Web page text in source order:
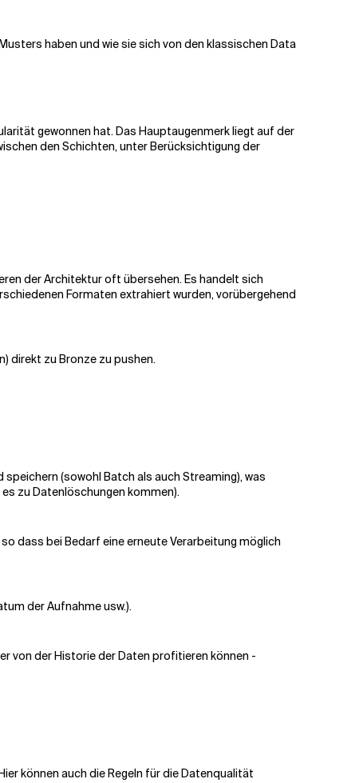
haben und wie sie sich von den klassischen Data
gewonnen hat. Das Hauptaugenmerk liegt auf der
den Schichten, unter Berücksichtigung der
der Architektur oft übersehen. Es handelt sich
Formaten extrahiert wurden, vorübergehend
direkt zu Bronze zu pushen.
(sowohl Batch als auch Streaming), was
zu Datenlöschungen kommen).
dass bei Bedarf eine erneute Verarbeitung möglich
der Aufnahme usw.).
von der Historie der Daten profitieren können -
können auch die Regeln für die Datenqualität